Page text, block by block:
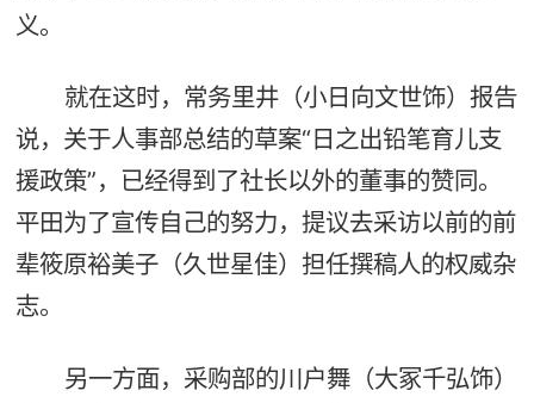
义。
就在这时，常务里井（小日向文世饰）报告
说，关于人事部总结的草案“日之出铅笔育儿支
援政策”，已经得到了社长以外的董事的赞同。
平田为了宣传自己的努力，提议去采访以前的前
辈筱原裕美子（久世星佳）担任撰稿人的权威杂
志。
另一方面，采购部的川户舞（大冢千弘饰）